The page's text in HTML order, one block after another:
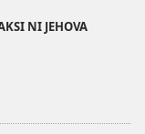
NI JEHOVA